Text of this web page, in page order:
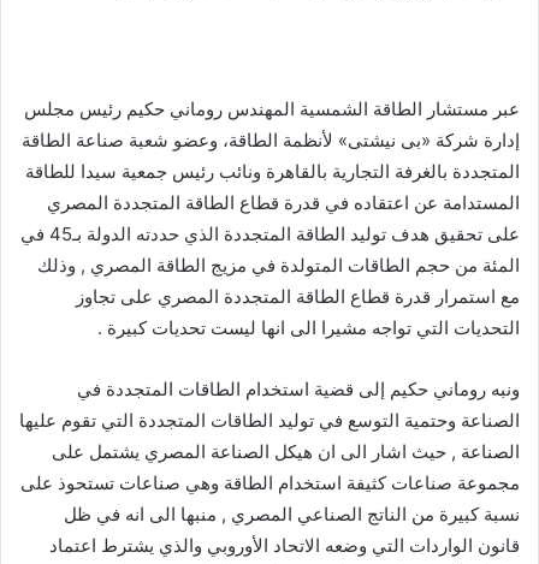
عبر مستشار الطاقة الشمسية المهندس روماني حكيم رئيس مجلس
إدارة شركة «بى نيشتى» لأنظمة الطاقة، وعضو شعبة صناعة الطاقة
المتجددة بالغرفة التجارية بالقاهرة ونائب رئيس جمعية سيدا للطاقة
المستدامة عن اعتقاده في قدرة قطاع الطاقة المتجددة المصري
على تحقيق هدف توليد الطاقة المتجددة الذي حددته الدولة بـ45 في
المئة من حجم الطاقات المتولدة في مزيج الطاقة المصري , وذلك
مع استمرار قدرة قطاع الطاقة المتجددة المصري على تجاوز
التحديات التي تواجه مشيرا الى انها ليست تحديات كبيرة .
ونبه روماني حكيم إلى قضية استخدام الطاقات المتجددة في
الصناعة وحتمية التوسع في توليد الطاقات المتجددة التي تقوم عليها
الصناعة , حيث اشار الى ان هيكل الصناعة المصري يشتمل على
مجموعة صناعات كثيفة استخدام الطاقة وهي صناعات تستحوذ على
نسبة كبيرة من الناتج الصناعي المصري , منبها الى انه في ظل
قانون الواردات التي وضعه الاتحاد الأوروبي والذي يشترط اعتماد